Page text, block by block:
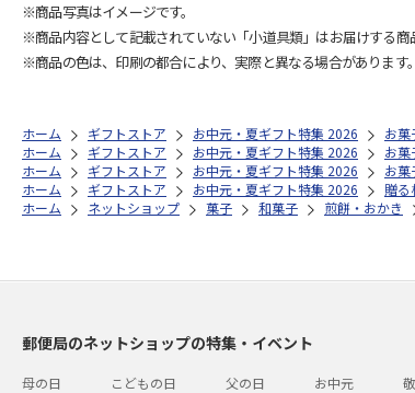
※商品写真はイメージです。
※商品内容として記載されていない「小道具類」はお届けする商
※商品の色は、印刷の都合により、実際と異なる場合があります。
ホーム ギフトストア お中元・夏ギフト特集 2026 お菓
ホーム
ギフトストア お中元・夏ギフト特集 2026 お菓
ホーム
ギフトストア お中元・夏ギフト特集 2026 お菓
ホーム
ギフトストア お中元・夏ギフト特集 2026 贈る
ホーム
ネットショップ 菓子 和菓子 煎餅・おかき
郵便局のネットショップの特集・イベント
母の日 こどもの日 父の日 お中元